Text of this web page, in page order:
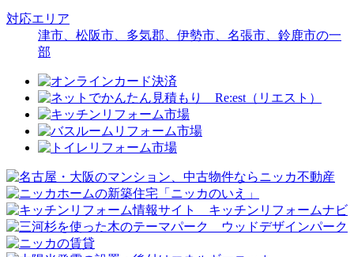
対応エリア
津市、松阪市、多気郡、伊勢市、名張市、鈴鹿市の一
部